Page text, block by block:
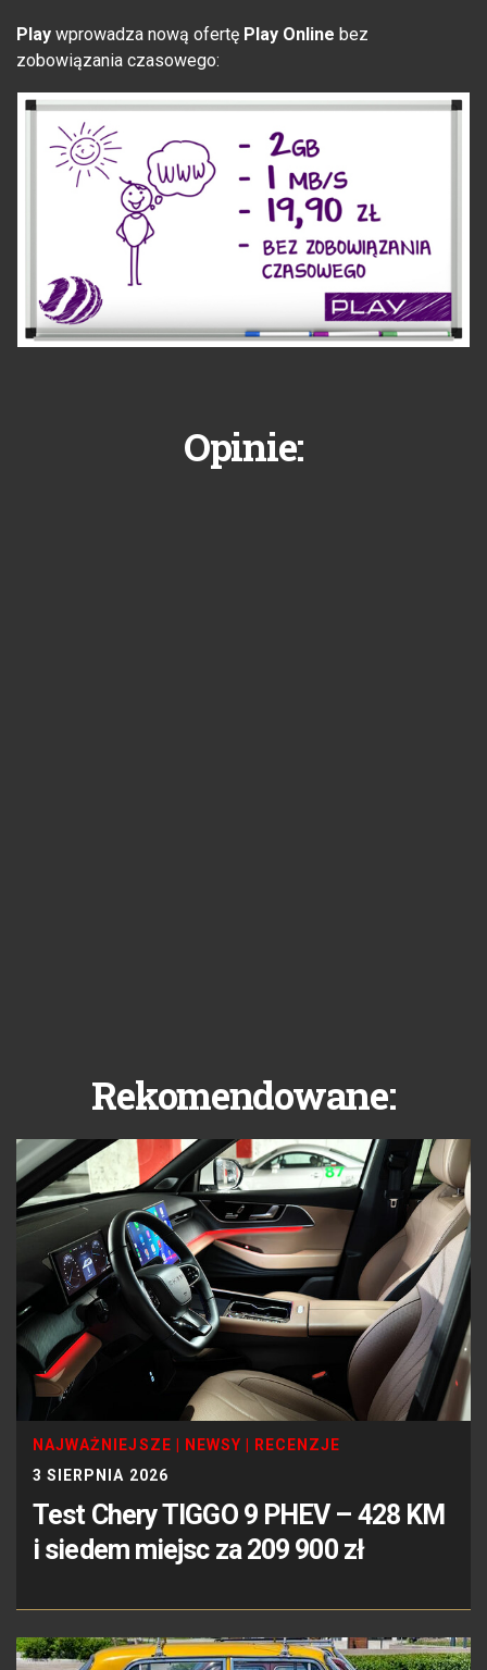
Play wprowadza nową ofertę Play Online bez
zobowiązania czasowego:
Opinie:
Rekomendowane:
NAJWAŻNIEJSZE NEWSY
RECENZJE
3 SIERPNIA 2026
Test Chery TIGGO 9 PHEV – 428 KM
i siedem miejsc za 209 900 zł